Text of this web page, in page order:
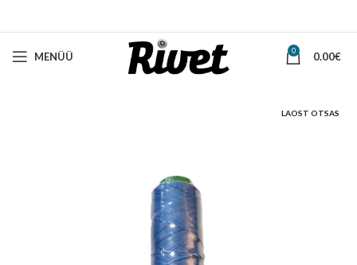
MENÜÜ 0 0.00€
LAOST OTSAS